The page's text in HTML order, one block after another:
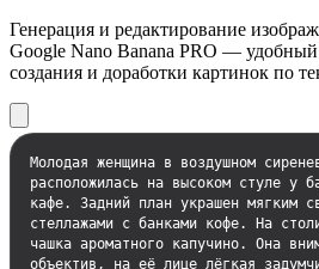
Генерация и редактирование
Google Nano Banana PRO —
создания и доработки картинок по